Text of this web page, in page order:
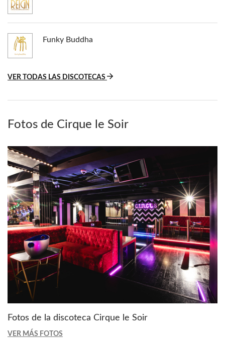
Funky Buddha
VER TODAS LAS DISCOTECAS
Fotos de Cirque le Soir
Fotos de la discoteca Cirque le Soir
VER MÁS FOTOS